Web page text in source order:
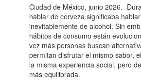
Ciudad de México, junio 2026.-
hablar de cerveza significaba hablar
inevitablemente de alcohol. Sin
hábitos de consumo están
vez más personas buscan
permitan disfrutar el mismo sabor,
la misma experiencia social, pero
más equilibrada.